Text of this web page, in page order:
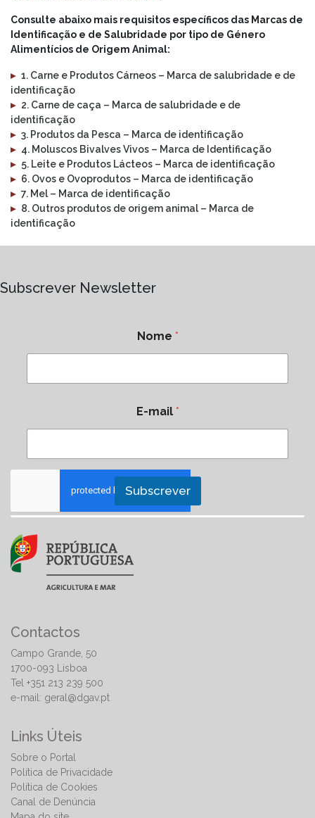
Consulte abaixo mais requisitos específicos das Marcas de
Identificação e de Salubridade por tipo de Género
Alimentícios de Origem Animal:
▸ 1. Carne e Produtos Cárneos – Marca de salubridade e de
identificação
▸ 2. Carne de caça – Marca de salubridade e de
identificação
▸ 3. Produtos da Pesca – Marca de identificação
▸ 4. Moluscos Bivalves Vivos – Marca de Identificação
▸ 5. Leite e Produtos Lácteos – Marca de identificação
▸ 6. Ovos e Ovoprodutos – Marca de identificação
▸ 7. Mel – Marca de identificação
▸ 8. Outros produtos de origem animal – Marca de
identificação
Subscrever Newsletter
Nome *
E-mail *
Subscrever
Contactos
Campo Grande, 50
1700-093 Lisboa
Tel +351 213 239 500
e-mail: geral@dgav.pt
Links Úteis
Sobre o Portal
Política de Privacidade
Política de Cookies
Canal de Denúncia